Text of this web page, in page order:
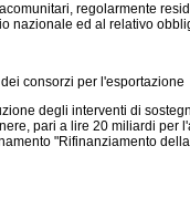
regolarmente
nazionale ed al relativo
consorzi per l'esportazione
degli interventi di
pari a lire 20 miliardi
"Rifinanziamento della